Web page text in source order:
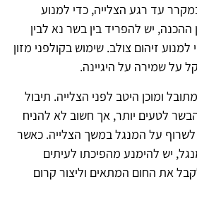
עד רגע הצלייה, כדי למנוע
יש להפריד בין בשר נא לבין
למנוע זיהום צולב. שימוש בקולפני מזון
על שמירה על היגיינה.
ומוכן היטב לפני הצלייה. תיבול
לטעים יותר, אך חשוב לא להניח
לשרוף על המנגל במשך הצלייה. כאשר
יש להימנע מהפיכתו לעיתים
את החום המתאים וליצור קרום